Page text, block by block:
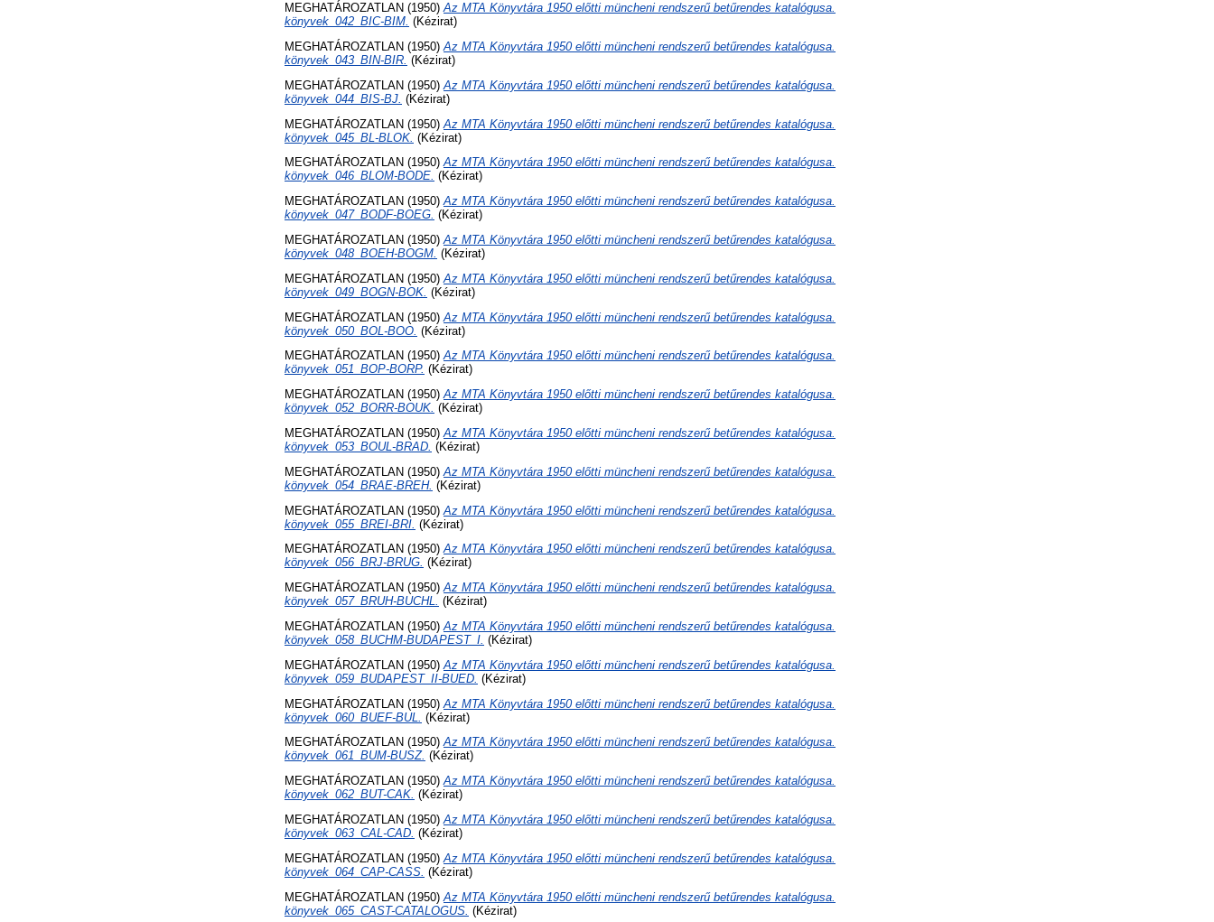
MEGHATÁROZATLAN (1950)Az MTA Könyvtára 1950 előtti müncheni rendszerű betűrendes katalógusa.
könyvek_042_BIC-BIM. (Kézirat)
MEGHATÁROZATLAN (1950)Az MTA Könyvtára 1950 előtti müncheni rendszerű betűrendes katalógusa.
könyvek_043_BIN-BIR. (Kézirat)
MEGHATÁROZATLAN (1950) Az MTA Könyvtára 1950 előtti müncheni rendszerű betűrendes katalógusa.
könyvek_044_BIS-BJ. (Kézirat)
MEGHATÁROZATLAN (1950) Az MTA Könyvtára 1950 előtti müncheni rendszerű betűrendes katalógusa.
könyvek_045_BL-BLOK. (Kézirat)
MEGHATÁROZATLAN (1950)Az MTA Könyvtára 1950 előtti müncheni rendszerű betűrendes katalógusa.
könyvek_046_BLOM-BODE. (Kézirat)
MEGHATÁROZATLAN (1950)Az MTA Könyvtára 1950 előtti müncheni rendszerű betűrendes katalógusa.
könyvek_047_BODF-BOEG. (Kézirat)
MEGHATÁROZATLAN (1950)Az MTA Könyvtára 1950 előtti müncheni rendszerű betűrendes katalógusa.
könyvek_048_BOEH-BOGM. (Kézirat)
MEGHATÁROZATLAN (1950) Az MTA Könyvtára 1950 előtti müncheni rendszerű betűrendes katalógusa.
könyvek_049_BOGN-BOK. (Kézirat)
MEGHATÁROZATLAN (1950) Az MTA Könyvtára 1950 előtti müncheni rendszerű betűrendes katalógusa.
könyvek_050_BOL-BOO. (Kézirat)
MEGHATÁROZATLAN (1950)Az MTA Könyvtára 1950 előtti müncheni rendszerű betűrendes katalógusa.
könyvek_051_BOP-BORP. (Kézirat)
MEGHATÁROZATLAN (1950)Az MTA Könyvtára 1950 előtti müncheni rendszerű betűrendes katalógusa.
könyvek_052_BORR-BOUK. (Kézirat)
MEGHATÁROZATLAN (1950)Az MTA Könyvtára 1950 előtti müncheni rendszerű betűrendes katalógusa.
könyvek_053_BOUL-BRAD. (Kézirat)
MEGHATÁROZATLAN (1950) Az MTA Könyvtára 1950 előtti müncheni rendszerű betűrendes katalógusa.
könyvek_054_BRAE-BREH. (Kézirat)
MEGHATÁROZATLAN (1950) Az MTA Könyvtára 1950 előtti müncheni rendszerű betűrendes katalógusa.
könyvek_055_BREI-BRI. (Kézirat)
MEGHATÁROZATLAN (1950)Az MTA Könyvtára 1950 előtti müncheni rendszerű betűrendes katalógusa.
könyvek_056_BRJ-BRUG. (Kézirat)
MEGHATÁROZATLAN (1950)Az MTA Könyvtára 1950 előtti müncheni rendszerű betűrendes katalógusa.
könyvek_057_BRUH-BUCHL. (Kézirat)
MEGHATÁROZATLAN (1950)Az MTA Könyvtára 1950 előtti müncheni rendszerű betűrendes katalógusa.
könyvek_058_BUCHM-BUDAPEST_I. (Kézirat)
MEGHATÁROZATLAN (1950) Az MTA Könyvtára 1950 előtti müncheni rendszerű betűrendes katalógusa.
könyvek_059_BUDAPEST_II-BUED. (Kézirat)
MEGHATÁROZATLAN (1950) Az MTA Könyvtára 1950 előtti müncheni rendszerű betűrendes katalógusa.
könyvek_060_BUEF-BUL.
(Kézirat)
MEGHATÁROZATLAN (1950)Az MTA Könyvtára 1950 előtti müncheni rendszerű betűrendes katalógusa.
könyvek_061_BUM-BUSZ. (Kézirat)
MEGHATÁROZATLAN (1950)Az MTA Könyvtára 1950 előtti müncheni rendszerű betűrendes katalógusa.
könyvek_062_BUT-CAK. (Kézirat)
MEGHATÁROZATLAN (1950)Az MTA Könyvtára 1950 előtti müncheni rendszerű betűrendes katalógusa.
könyvek_063_CAL-CAD. (Kézirat)
MEGHATÁROZATLAN (1950) Az MTA Könyvtára 1950 előtti müncheni rendszerű betűrendes katalógusa.
könyvek_064_CAP-CASS. (Kézirat)
MEGHATÁROZATLAN (1950) Az MTA Könyvtára 1950 előtti müncheni rendszerű betűrendes katalógusa.
könyvek_065_CAST-CATALOGUS. (Kézirat)